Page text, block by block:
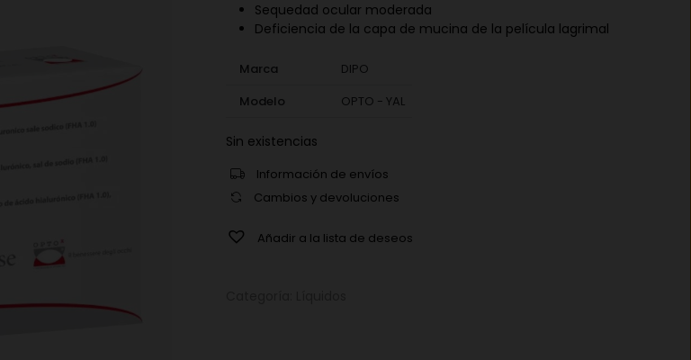
Sequedad ocular moderada
Deficiencia de la capa de mucina de la película lagrimal
Marca
DIPO
Modelo
OPTO - YAL
Sin existencias
Información de envíos
Cambios y devoluciones
Añadir a la lista de deseos